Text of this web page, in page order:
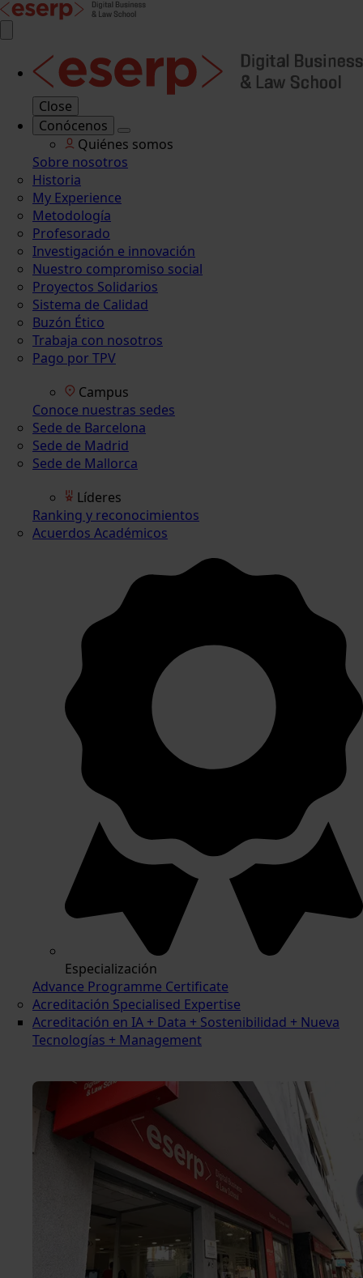
Close
Conócenos
Quiénes somos
Sobre nosotros
Historia
My Experience
Metodología
Profesorado
Investigación e innovación
Nuestro compromiso social
Proyectos Solidarios
Sistema de Calidad
Buzón Ético
Trabaja con nosotros
Pago por TPV
Campus
Conoce nuestras sedes
Sede de Barcelona
Sede de Madrid
Sede de Mallorca
Líderes
Ranking y reconocimientos
Acuerdos Académicos
Especialización
Advance Programme Certificate
Acreditación Specialised Expertise
Acreditación en IA + Data + Sostenibilidad + Nueva
Tecnologías + Management